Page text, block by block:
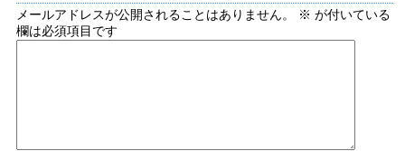
メールアドレスが公開されることはありません。 ※ が付いている
欄は必須項目です